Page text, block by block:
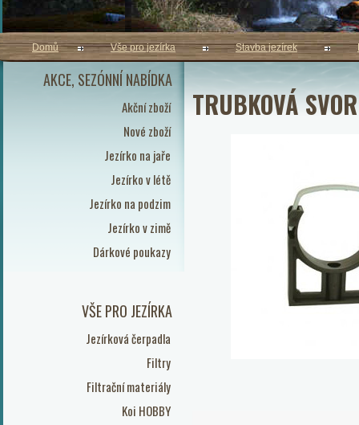
AKCE, SEZÓNNÍ NABÍDKA
Akční zboží
Nové zboží
Jezírko na jaře
Jezírko v létě
Jezírko na podzim
Jezírko v zimě
Dárkové poukazy
VŠE PRO JEZÍRKA
Jezírková čerpadla
Filtry
Filtrační materiály
Koi HOBBY
Domů Vše pro jezírka Stavba jezírek
TRUBKOVÁ